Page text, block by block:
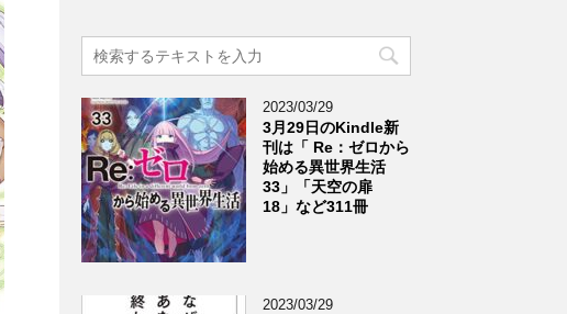
2023/03/29
3月29日のKindle新
刊は「 Re：ゼロから
始める異世界生活
33」「天空の扉
18」など311冊
2023/03/29